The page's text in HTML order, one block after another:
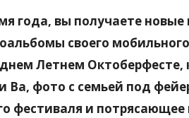
года, вы получаете новые
своего
Летнем Октоберфесте,
Ва, фото с семьей под
фестиваля и